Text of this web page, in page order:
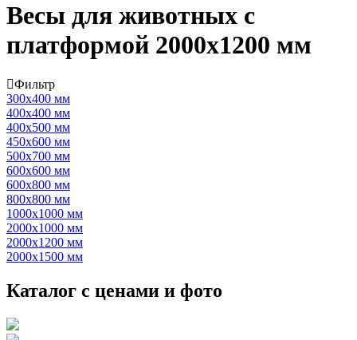
Весы для животных с
платформой 2000х1200 мм
Фильтр
300х400 мм
400х400 мм
400х500 мм
450х600 мм
500х700 мм
600х600 мм
600х800 мм
800х800 мм
1000х1000 мм
2000х1000 мм
2000х1200 мм
2000х1500 мм
Каталог с ценами и фото